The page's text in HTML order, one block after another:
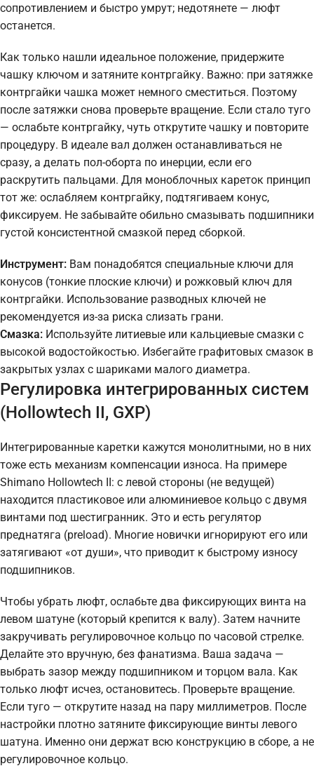
сопротивлением и быстро умрут; недотянете — люфт
останется.
Как только нашли идеальное положение, придержите
чашку ключом и затяните контргайку. Важно: при затяжке
контргайки чашка может немного сместиться. Поэтому
после затяжки снова проверьте вращение. Если стало туго
— ослабьте контргайку, чуть открутите чашку и повторите
процедуру. В идеале вал должен останавливаться не
сразу, а делать пол-оборта по инерции, если его
раскрутить пальцами. Для моноблочных кареток принцип
тот же: ослабляем контргайку, подтягиваем конус,
фиксируем. Не забывайте обильно смазывать подшипники
густой консистентной смазкой перед сборкой.
Инструмент: Вам понадобятся специальные ключи для
конусов (тонкие плоские ключи) и рожковый ключ для
контргайки. Использование разводных ключей не
рекомендуется из-за риска слизать грани.
Смазка: Используйте литиевые или кальциевые смазки с
высокой водостойкостью. Избегайте графитовых смазок в
закрытых узлах с шариками малого диаметра.
Регулировка интегрированных систем
(Hollowtech II, GXP)
Интегрированные каретки кажутся монолитными, но в них
тоже есть механизм компенсации износа. На примере
Shimano Hollowtech II: с левой стороны (не ведущей)
находится пластиковое или алюминиевое кольцо с двумя
винтами под шестигранник. Это и есть регулятор
преднатяга (preload). Многие новички игнорируют его или
затягивают «от души», что приводит к быстрому износу
подшипников.
Чтобы убрать люфт, ослабьте два фиксирующих винта на
левом шатуне (который крепится к валу). Затем начните
закручивать регулировочное кольцо по часовой стрелке.
Делайте это вручную, без фанатизма. Ваша задача —
выбрать зазор между подшипником и торцом вала. Как
только люфт исчез, остановитесь. Проверьте вращение.
Если туго — открутите назад на пару миллиметров. После
настройки плотно затяните фиксирующие винты левого
шатуна. Именно они держат всю конструкцию в сборе, а не
регулировочное кольцо.